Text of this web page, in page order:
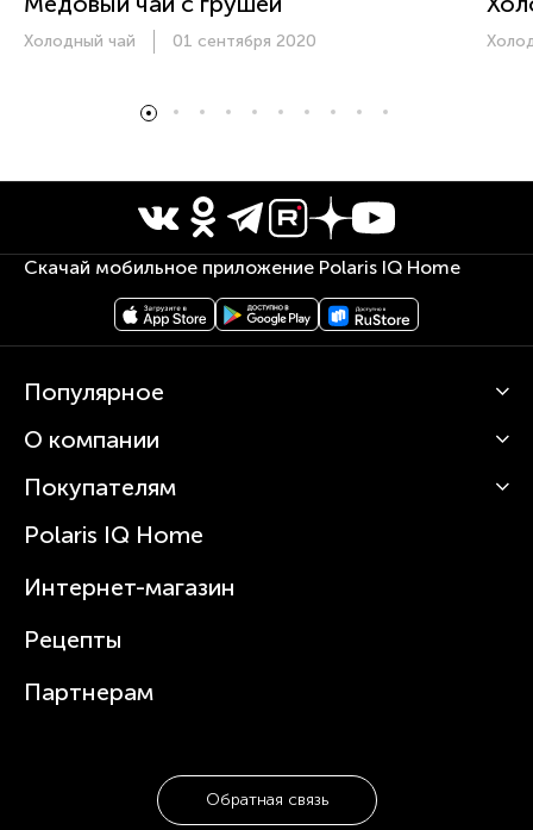
Холодный чай 01 сентября 2020
Скачай мобильное приложение Polaris IQ Home
Популярное
Кофемашины
Вертикальные пылесосы
Зубные щетки и ирригаторы
Увлажнители
Посуда
О компании
О Polaris
Статьи
Покупателям
Сервисные центры
Где купить
Polaris IQ Home
Интернет-магазин
Рецепты
Партнерам
Обратная связь